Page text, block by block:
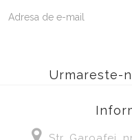
Urmareste-